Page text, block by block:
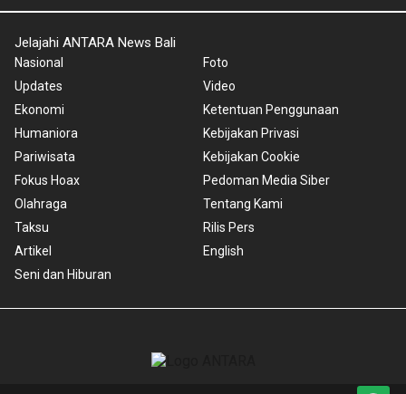
Jelajahi ANTARA News Bali
Nasional
Updates
Ekonomi
Humaniora
Pariwisata
Fokus Hoax
Olahraga
Taksu
Artikel
Seni dan Hiburan
Foto
Video
Ketentuan Penggunaan
Kebijakan Privasi
Kebijakan Cookie
Pedoman Media Siber
Tentang Kami
Rilis Pers
English